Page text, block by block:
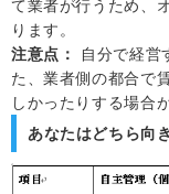
て業者が行うため、
ります。
注意点：
自分で経営
た、業者側の都合で
しかったりする場合
あなたはどちら向